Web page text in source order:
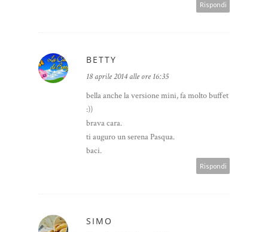
Rispondi
BETTY
18 aprile 2014 alle ore 16:35
bella anche la versione mini, fa molto buffet
:))
brava cara.
ti auguro un serena Pasqua.
baci.
Rispondi
SIMO